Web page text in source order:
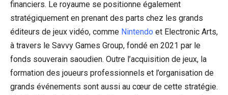
financiers. Le royaume se positionne également
stratégiquement en prenant des parts chez les grands
éditeurs de jeux vidéo, comme Nintendo et Electronic Arts,
à travers le Savvy Games Group, fondé en 2021 par le
fonds souverain saoudien. Outre l’acquisition de jeux, la
formation des joueurs professionnels et l’organisation de
grands événements sont aussi au cœur de cette stratégie.